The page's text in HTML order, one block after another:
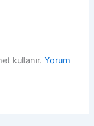
kullanır. Yorum